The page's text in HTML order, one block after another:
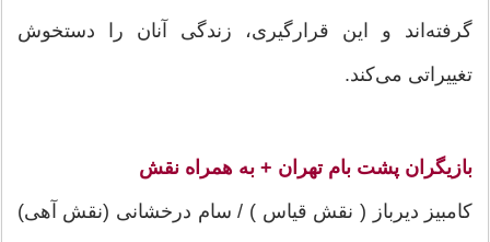
گرفته‌اند و این قرارگیری، زندگی آنان را دستخوش
تغییراتی می‌کند.
بازیگران پشت بام تهران + به همراه نقش
کامبیز دیرباز ( نقش قیاس ) / سام درخشانی (نقش آهی)